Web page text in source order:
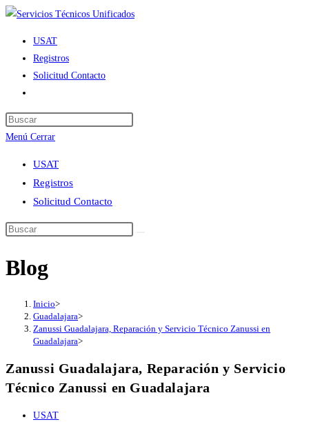
Ir
contenido
USAT
Registros
Solicitud Contacto
de
la
web
Menú Cerrar
USAT
Registros
Solicitud Contacto
Blog
Inicio>
Guadalajara>
Zanussi Guadalajara, Reparación y Servicio Técnico Zanussi en
Guadalajara>
Zanussi Guadalajara, Reparación y Servicio
Técnico Zanussi en Guadalajara
Autor
USAT